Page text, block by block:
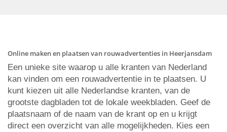
Online maken en plaatsen van rouwadvertenties in Heerjansdam
Een unieke site waarop u alle kranten van Nederland
kan vinden om een rouwadvertentie in te plaatsen. U
kunt kiezen uit alle Nederlandse kranten, van de
grootste dagbladen tot de lokale weekbladen. Geef de
plaatsnaam of de naam van de krant op en u krijgt
direct een overzicht van alle mogelijkheden. Kies een